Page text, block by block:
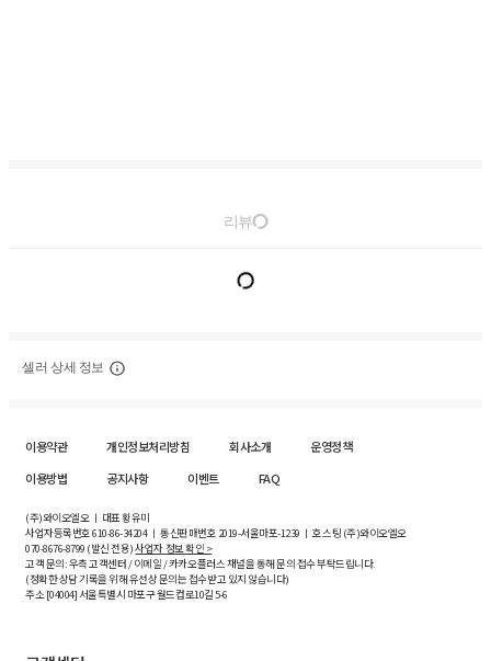
리뷰
셀러 상세 정보
이용약관 개인정보처리방침 회사소개
운영정책
이용방법
공지사항 이벤트 FAQ
(주)와이오엘오 ㅣ 대표 황유미
사업자등록번호610-86-34204ㅣ 통신판매번호 2019-서울마포-1239 ㅣ 호스팅 (주)와이오엘오
070-8676-8799 (발신 전용)사업자 정보 확인 >
고객 문의: 우측 고객센터 / 이메일 / 카카오플러스 채널을 통해 문의 접수 부탁드립니다.
(정확한 상담 기록을 위해 유선상 문의는 접수받고 있지 않습니다)
주소 [04004] 서울특별시 마포구 월드컵로10길5-6